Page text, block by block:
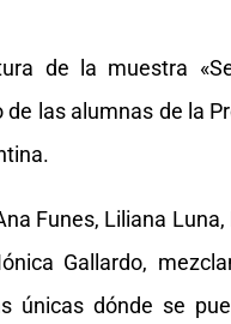
de la muestra
las alumnas de la
Funes, Liliana Luna,
Gallardo,
únicas dónde se